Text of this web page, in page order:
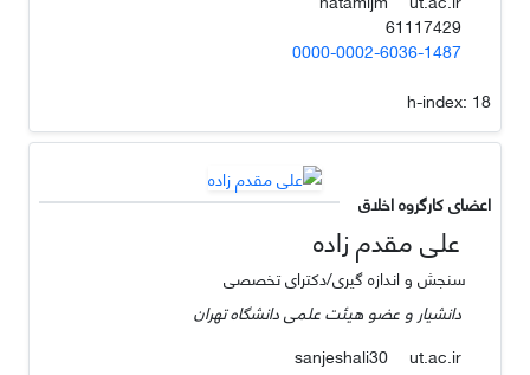
61117429
0000-0002-6036-1487
h-index: 18
اعضای کارگروه اخلاق
علی مقدم زاده
سنجش و اندازه گیری/دکترای تخصصی
دانشیار و عضو هیئت علمی دانشگاه تهران
sanjeshali30
ut.ac.ir